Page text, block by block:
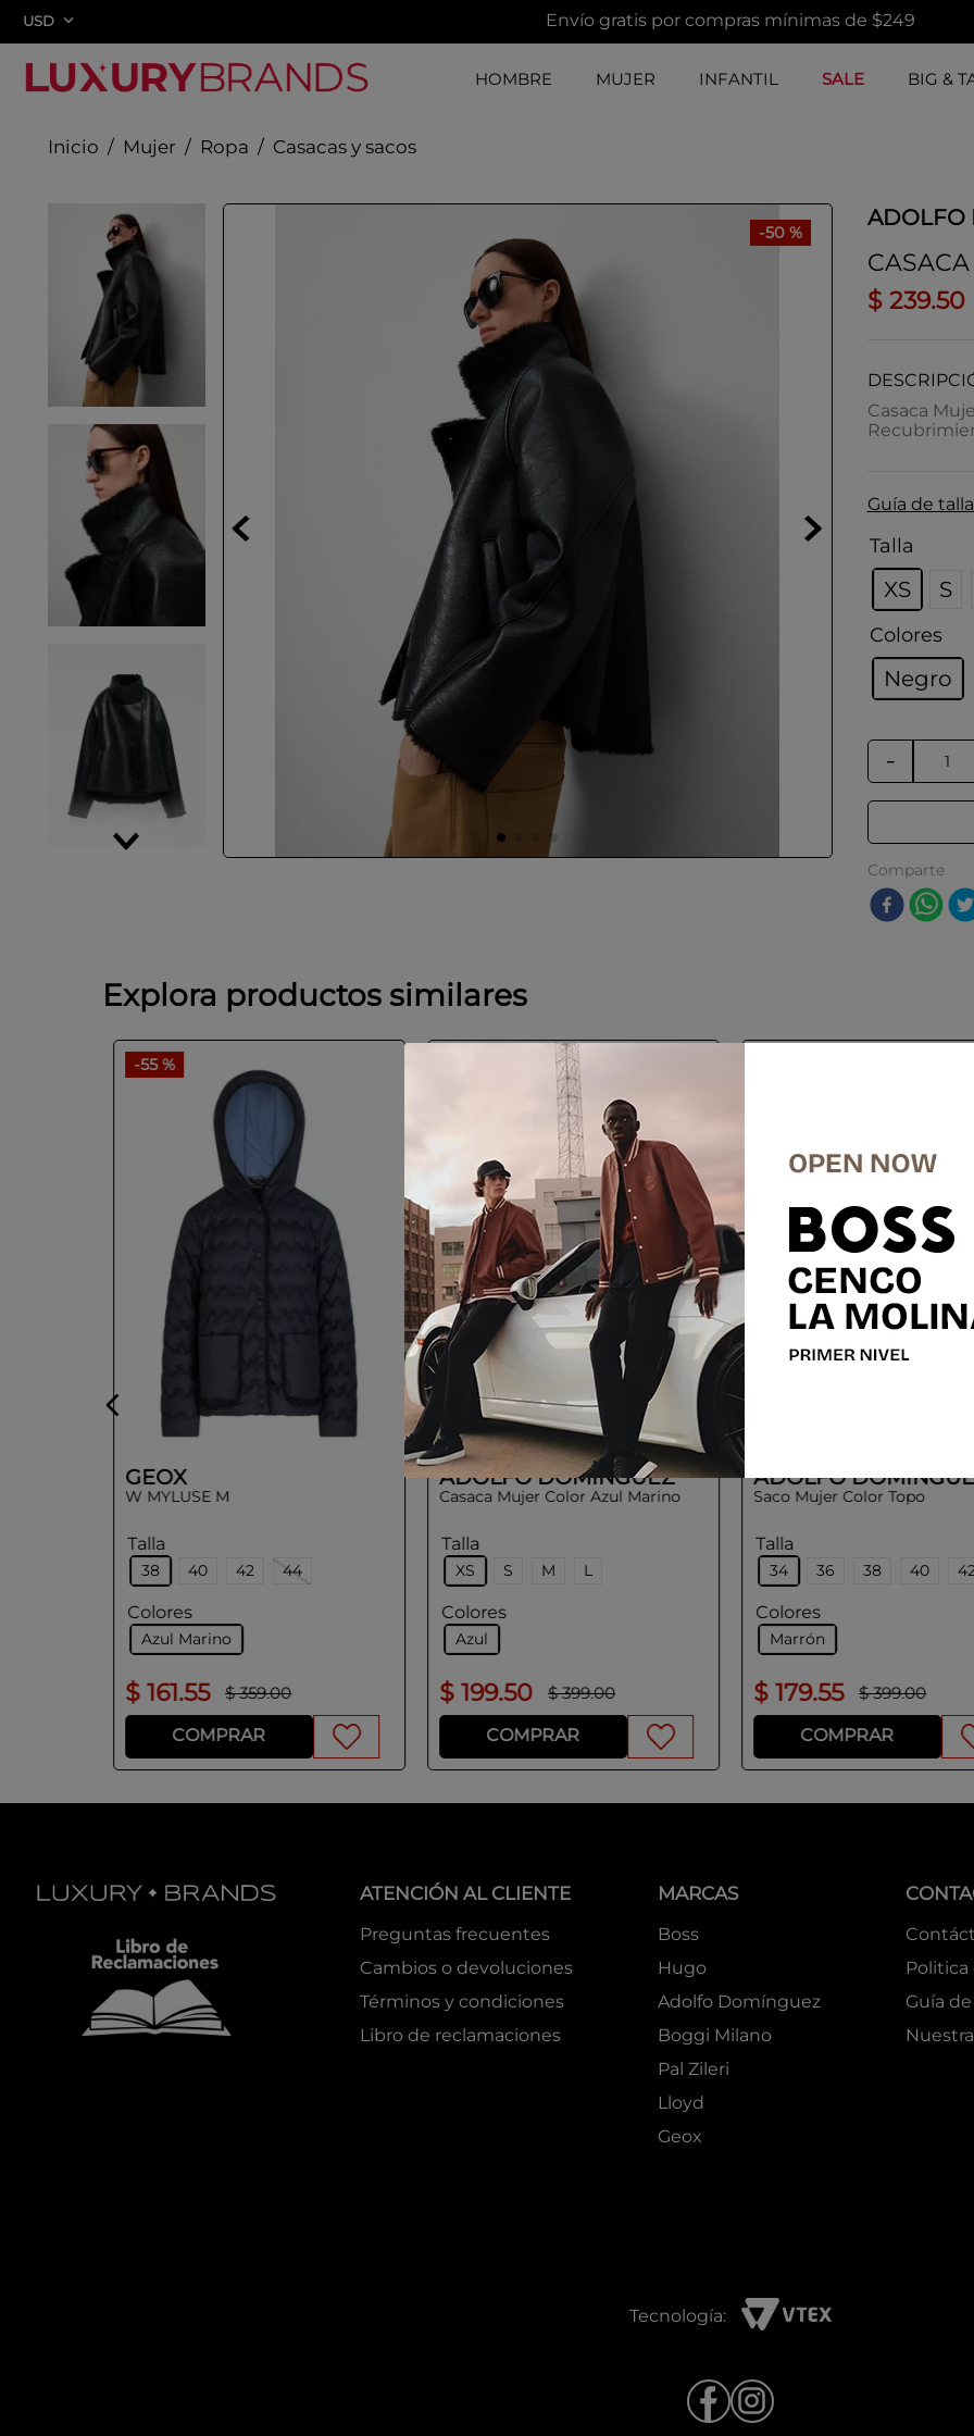
Envío gratis por compras mínimas de $249
USD
HOMBRE MUJER INFANTIL SALE BIG &
Mujer Ropa Casacas y sacos
-50 %
ADOLFO
$ 239.50
Casaca
Guía de
Talla
XS S
Colores
Negro
－
Comparte
Explora productos similares
-55 %
GEOX
W MYLUSE M
Talla
38 40 42 44
Colores
Azul Marino
$ 161.55 $ 359.00
COMPRAR
ADOLFO DOMINGUEZ
Casaca Mujer Color Azul Marino
Talla
XS S M L
Colores
Azul
$ 199.50 $ 399.00
COMPRAR
ADOLFO
Saco Mujer Color Topo
Talla
34 36 38 40
Colores
Marrón
$ 179.55 $ 399.00
COMPRAR
ATENCIÓN AL CLIENTE
Preguntas frecuentes
Cambios o devoluciones
Términos y condiciones
Libro de reclamaciones
MARCAS
Boss
Hugo
Adolfo Domínguez
Boggi Milano
Pal Zileri
Lloyd
Geox
Guía
Tecnología: